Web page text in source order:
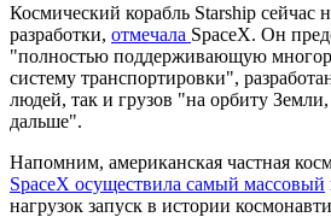
Космический корабль Starship сейчас
разработки, отмечала SpaceX. Он
"полностью поддерживающую
систему транспортировки",
людей, так и грузов "на орбиту
дальше".
Напомним, американская частная
SpaceX осуществила самый массовый
нагрузок запуск в истории